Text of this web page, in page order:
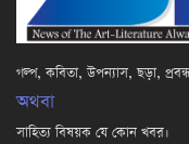
গল্প, কবিতা, উপন্যাস, ছড়া,
অথবা
সাহিত্য বিষয়ক যে কোন খবর।